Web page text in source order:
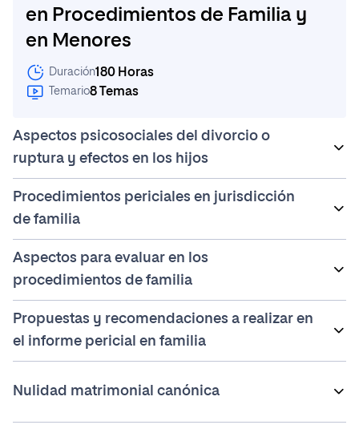
en Procedimientos de Familia y
en Menores
Duración180 Horas
Temario8 Temas
Aspectos psicosociales del divorcio o
ruptura y efectos en los hijos
progenitores
Procedimientos periciales en jurisdicción
de familia
Tipología en la petición y el objeto de la pericia)
Planificación de la pericial
Aspectos para evaluar en los
procedimientos de familia
Evaluación de los progenitores y pruebas
psicológicas habituales
psicológicas habituales
Propuestas y recomendaciones a realizar en
el informe pericial en familia
Conceptos jurídicos vinculados a la jurisdicción de
Nulidad matrimonial canónica